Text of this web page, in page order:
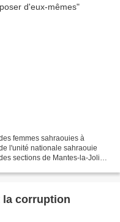
femmes sahraouies à
l'unité nationale sahraouie
sections de Mantes-la-Jolie
la corruption